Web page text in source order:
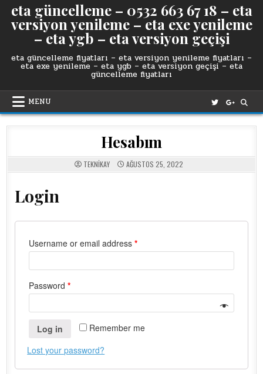
eta güncelleme – 0532 663 67 18 – eta
versiyon yenileme – eta exe yenileme
– eta ygb – eta versiyon geçişi
eta güncelleme fiyatları – eta versiyon yenileme fiyatları –
eta exe yenileme – eta ygb – eta versiyon geçişi – eta
güncelleme fiyatları
MENU
Hesabım
TEKNIKAY AĞUSTOS 25, 2022
Login
Username or email address*
Password*
Remember me
Log in
Lost your password?